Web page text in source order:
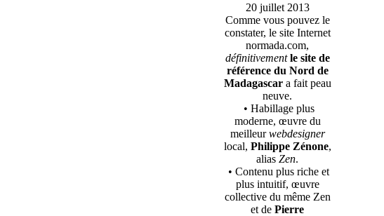
20 juillet 2013
Comme vous pouvez le
constater, le site Internet
normada.com,
définitivement le site de
référence du Nord de
Madagascara fait peau
neuve.
• Habillage plus
moderne, œuvre du
meilleurwebdesigner
local, Philippe Zénone,
alias Zen.
• Contenu plus riche et
plus intuitif, œuvre
collective du même Zen
et de Pierre